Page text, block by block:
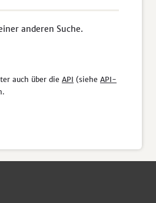
anderen Suche.
auch über die API (siehe API-